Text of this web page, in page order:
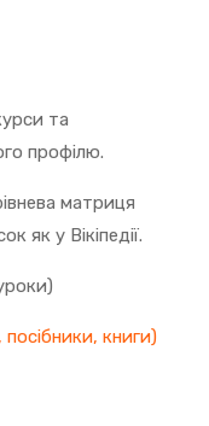
та
профілю.
матриця
як у Вікіпедії.
книги)